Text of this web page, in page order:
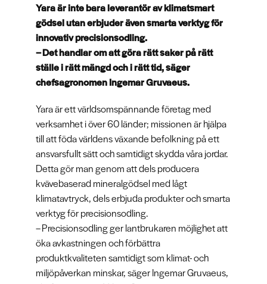
Yara är inte bara leverantör av klimatsmart
gödsel utan erbjuder även smarta verktyg för
innovativ precisionsodling.
– Det handlar om att göra rätt saker på rätt
ställe i rätt mängd och i rätt tid, säger
chefsagronomen Ingemar Gruvaeus.
Yara är ett världsomspännande företag med
verksamhet i över 60 länder; missionen är hjälpa
till att föda världens växande befolkning på ett
ansvarsfullt sätt och samtidigt skydda våra jordar.
Detta gör man genom att dels producera
kvävebaserad mineralgödsel med lågt
klimatavtryck, dels erbjuda produkter och smarta
verktyg för precisionsodling.
– Precisionsodling ger lantbrukaren möjlighet att
öka avkastningen och förbättra
produktkvaliteten samtidigt som klimat- och
miljöpåverkan minskar, säger Ingemar Gruvaeus,